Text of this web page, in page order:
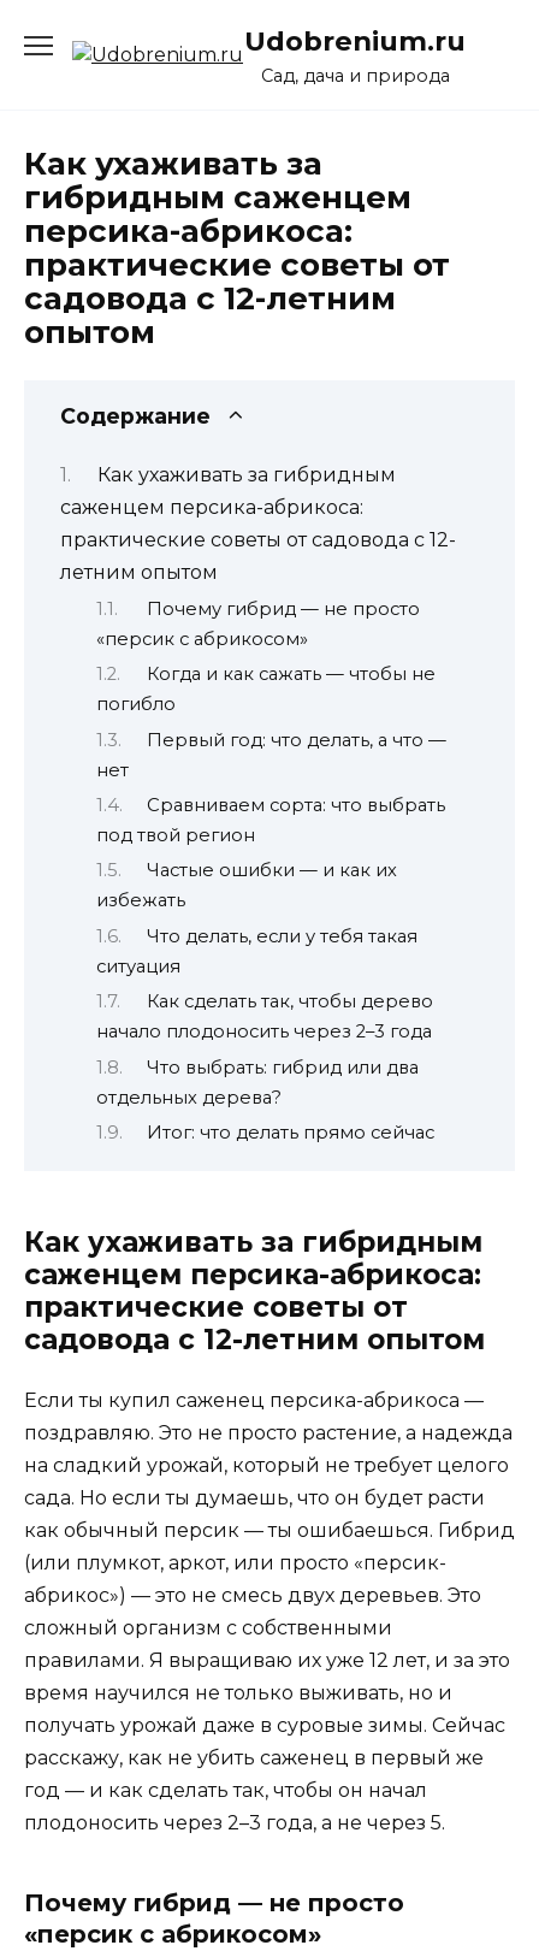
содержанию
Udobrenium.ru
Сад, дача и природа
Как ухаживать за
гибридным саженцем
персика-абрикоса:
практические советы от
садовода с 12-летним
опытом
Содержание
Как ухаживать за гибридным
саженцем персика-абрикоса:
практические советы от садовода с 12-
летним опытом
Почему гибрид — не просто
«персик с абрикосом»
Когда и как сажать — чтобы не
погибло
Первый год: что делать, а что —
нет
Сравниваем сорта: что выбрать
под твой регион
Частые ошибки — и как их
избежать
Что делать, если у тебя такая
ситуация
Как сделать так, чтобы дерево
начало плодоносить через 2–3 года
Что выбрать: гибрид или два
отдельных дерева?
Итог: что делать прямо сейчас
Как ухаживать за гибридным
саженцем персика-абрикоса:
практические советы от
садовода с 12-летним опытом
Если ты купил саженец персика-абрикоса —
поздравляю. Это не просто растение, а надежда
на сладкий урожай, который не требует целого
сада. Но если ты думаешь, что он будет расти
как обычный персик — ты ошибаешься. Гибрид
(или плумкот, аркот, или просто «персик-
абрикос») — это не смесь двух деревьев. Это
сложный организм с собственными
правилами. Я выращиваю их уже 12 лет, и за это
время научился не только выживать, но и
получать урожай даже в суровые зимы. Сейчас
расскажу, как не убить саженец в первый же
год — и как сделать так, чтобы он начал
плодоносить через 2–3 года, а не через 5.
Почему гибрид — не просто
«персик с абрикосом»